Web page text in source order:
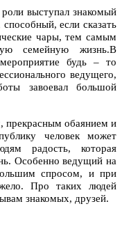
выступал знакомый
если сказать
чары, тем самым
семейную жизнь.В
будь – то
ведущего,
завоевал большой
прекрасным обаянием и
человек может
радость, которая
Особенноведущий на
спросом, и при
Про таких людей
знакомых, друзей.